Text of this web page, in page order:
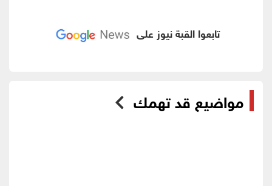
تابعوا القبة نيوز على
مواضيع قد تهمك